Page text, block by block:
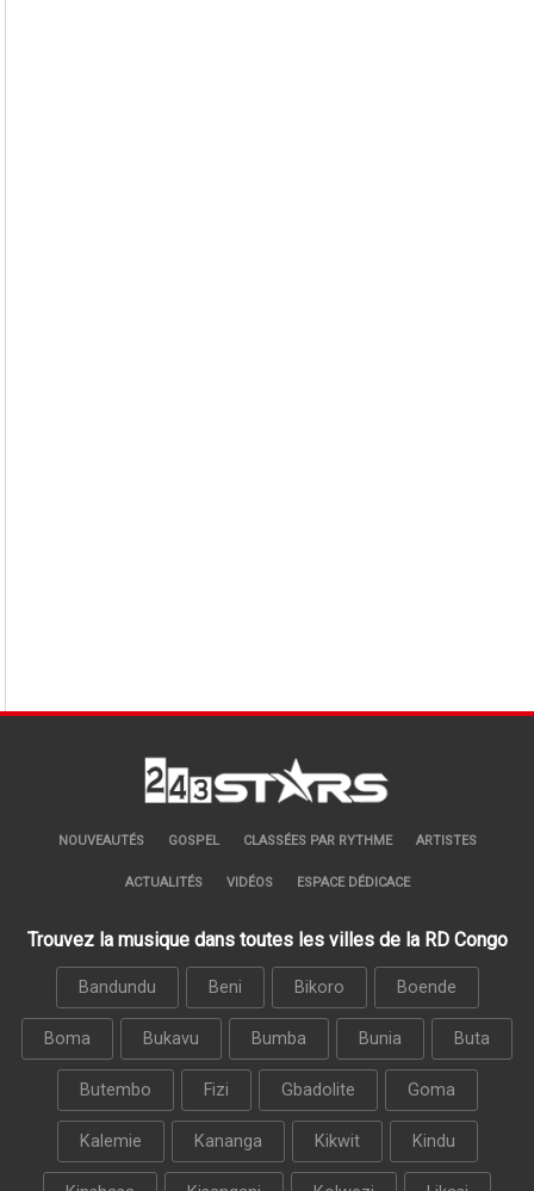
NOUVEAUTÉS GOSPEL CLASSÉES PAR RYTHME ARTISTES
ACTUALITÉS VIDÉOS ESPACE DÉDICACE
Trouvez la musique dans toutes les villes de la RD Congo
Bandundu Beni Bikoro Boende
Boma Bukavu Bumba Bunia Buta
Butembo Fizi Gbadolite Goma
Kalemie Kananga Kikwit Kindu